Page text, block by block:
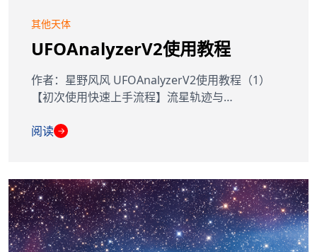
其他天体
UFOAnalyzerV2使用教程
作者：星野风风 UFOAnalyzerV2使用教程（1）
【初次使用快速上手流程】流星轨迹与…
阅读 →